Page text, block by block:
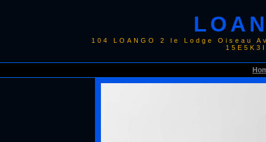
104 LOANGO 2 le Lodge Oiseau